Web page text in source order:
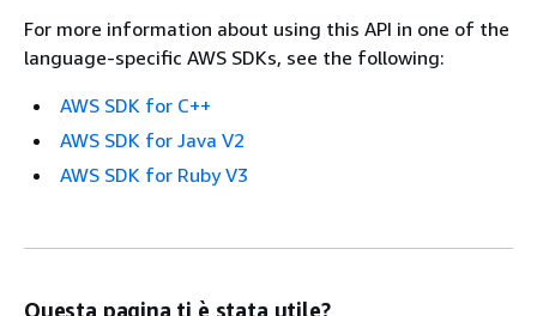
For more information about using this API in one of the
language-specific AWS SDKs, see the following:
AWS SDK for C++
AWS SDK for Java V2
AWS SDK for Ruby V3
Questa pagina ti è stata utile?